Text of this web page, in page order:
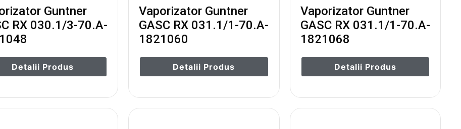
Guntner
RX 030.1/3-70.A-
Detalii Produs
Vaporizator Guntner
GASC RX 031.1/1-70.A-
1821060
Detalii Produs
Vaporizator Guntner
GASC RX 031.1/1-70.A-
1821068
Detalii Produs